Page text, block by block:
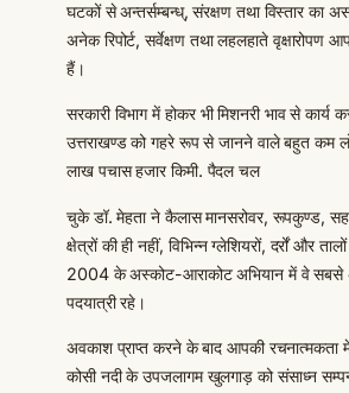
घटकों से अन्तर्सम्बन्ध्, संरक्षण तथा विस्तार का
अनेक रिपोर्ट, सर्वेक्षण तथा लहलहाते वृक्षारोपण
हैं।
सरकारी विभाग में होकर भी मिशनरी भाव से कार्य
उत्तराखण्ड को गहरे रूप से जानने वाले बहुत कम
लाख पचास हजार किमी. पैदल चल
चुके डॉ. मेहता ने कैलास मानसरोवर, रूपकुण्ड,
क्षेत्रों की ही नहीं, विभिन्न ग्लेशियरों, दर्रों और
2004 के अस्कोट-आराकोट अभियान में वे सबसे
पदयात्री रहे।
अवकाश प्राप्त करने के बाद आपकी रचनात्मकता
कोसी नदी के उपजलागम खुलगाड़ को संसाध्न